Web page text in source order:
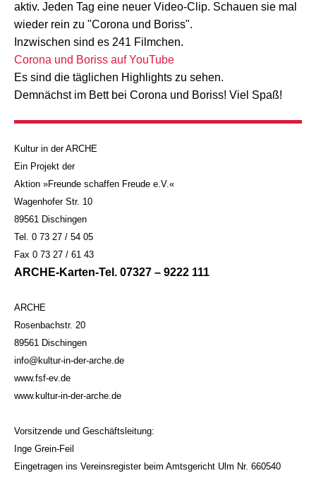
aktiv. Jeden Tag eine neuer Video-Clip. Schauen sie mal
wieder rein zu "Corona und Boriss".
Inzwischen sind es 241 Filmchen.
Corona und Boriss auf YouTube
Es sind die täglichen Highlights zu sehen.
Demnächst im Bett bei Corona und Boriss! Viel Spaß!
Kultur in der ARCHE
Ein Projekt der
Aktion »Freunde schaffen Freude e.V.«
Wagenhofer Str. 10
89561 Dischingen
Tel. 0 73 27 / 54 05
Fax 0 73 27 / 61 43
ARCHE-Karten-Tel. 07327 – 9222 111
ARCHE
Rosenbachstr. 20
89561 Dischingen
info@kultur-in-der-arche.de
www.fsf-ev.de
www.kultur-in-der-arche.de
Vorsitzende und Geschäftsleitung:
Inge Grein-Feil
Eingetragen ins Vereinsregister beim Amtsgericht Ulm Nr. 660540